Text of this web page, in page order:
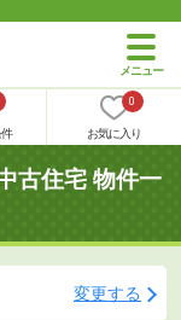
0
お気に入り
古住宅 物件一
変更する